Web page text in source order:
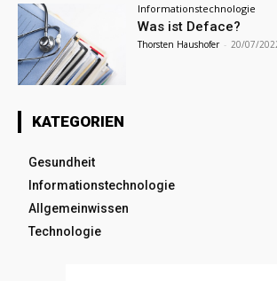
Informationstechnologie
Was ist Deface?
Thorsten Haushofer - 20/07/
KATEGORIEN
Gesundheit
Informationstechnologie
Allgemeinwissen
Technologie